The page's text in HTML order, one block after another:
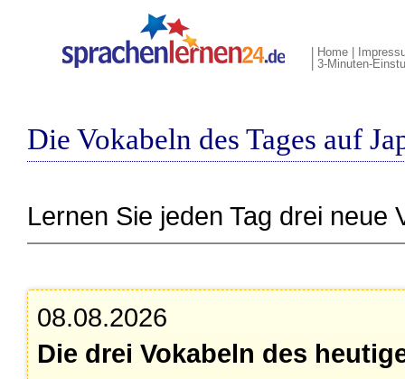
Home
3-Minuten-
Die Vokabeln des Tages auf
Lernen Sie jeden Tag drei neue
08.08.2026
Die drei Vokabeln des